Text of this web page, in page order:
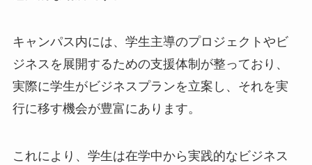
キャンパス内には、学生主導のプロジェクトやビ
ジネスを展開するための支援体制が整っており、
実際に学生がビジネスプランを立案し、それを実
行に移す機会が豊富にあります。
これにより、学生は在学中から実践的なビジネス